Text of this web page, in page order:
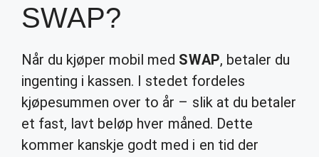
SWAP?
Når du kjøper mobil med SWAP, betaler du
ingenting i kassen. I stedet fordeles
kjøpesummen over to år – slik at du betaler
et fast, lavt beløp hver måned. Dette
kommer kanskje godt med i en tid der